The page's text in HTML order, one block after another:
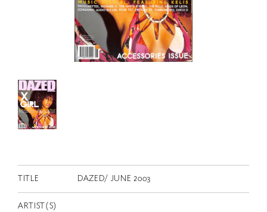
RETRACE
コンサート
出演者
出版物
動画
スカラシップ受賞者
TITLE DAZED/ JUNE 2003
ARTIST(S)